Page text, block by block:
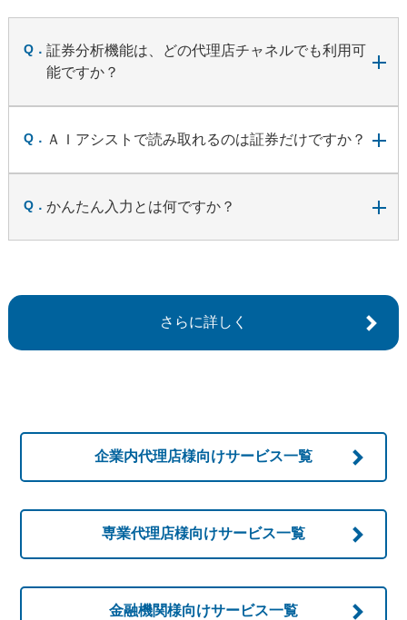
証券分析機能は、どの代理店チャネルでも利用可
能ですか？
ＡＩアシストで読み取れるのは証券だけですか？
かんたん入力とは何ですか？
さらに詳しく
企業内代理店様向けサービス一覧
専業代理店様向けサービス一覧
金融機関様向けサービス一覧